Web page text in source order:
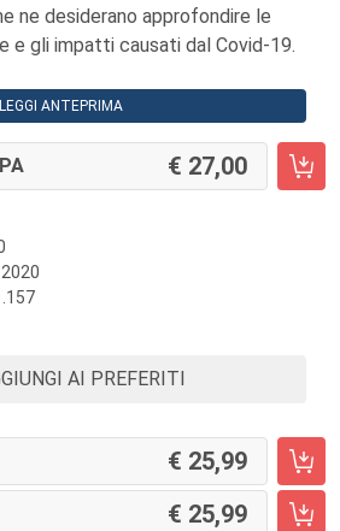
ne desiderano approfondire le
e gli impatti causati dal Covid-19.
LEGGI ANTEPRIMA
27,00
AI PREFERITI
25,99
25,99